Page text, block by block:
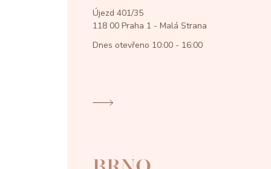
Újezd 401/35
118 00 Praha 1 - Malá Strana
Dnes otevřeno 10:00 - 16:00